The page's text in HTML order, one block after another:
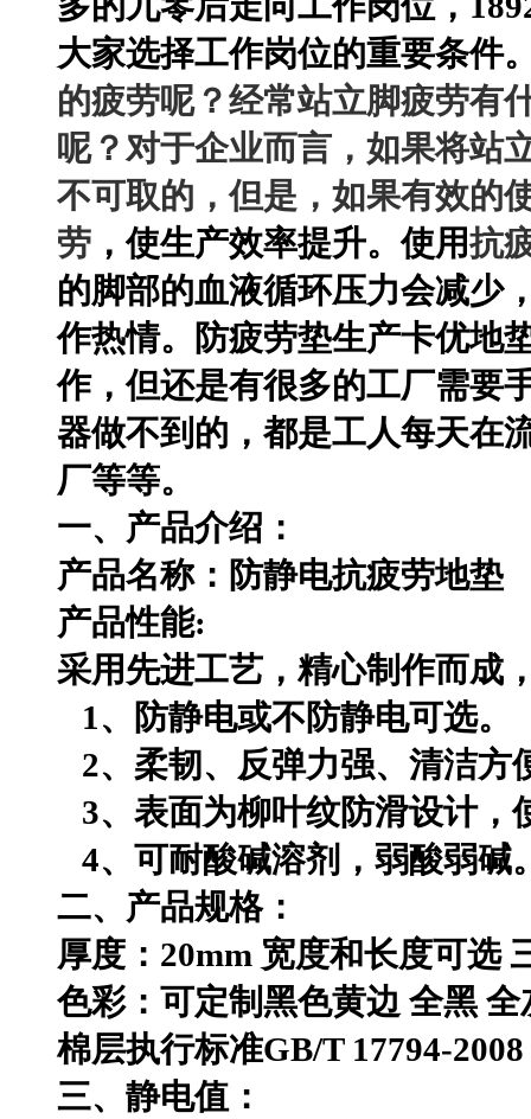
大家选择工作岗位的重要条件
的疲劳呢？经常站立脚疲劳有
呢？对于企业而言，如果将站
不可取的，但是，如果有效的
劳 ，使生产效率提升。使用抗
的脚部的血液循环压力会减少
作热情。
防疲劳垫生产卡优地
作，但还是有很多的工厂需要
器做不到的，都是工人每天在
厂等等。
一、产品介绍：
产品名称：防静电抗疲劳地垫
产品性能:
采用先进工艺，精心制作而成
1、防静电或不防静电可选。
2、柔韧、反弹力强、清洁方
3、表面为柳叶纹防滑设计，
4、可耐酸碱溶剂，弱酸弱碱
二、产品规格：
厚度： 20mm 宽度和长度可选
色彩：可定制黑色黄边 全黑
棉层执行标准GB/T 17794-2008
三、静电值：